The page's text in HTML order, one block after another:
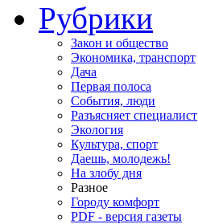
Рубрики
Закон и общество
Экономика, транспорт
Дача
Первая полоса
События, люди
Разъясняет специалист
Экология
Культура, спорт
Даешь, молодежь!
На злобу дня
Разное
Городу комфорт
PDF - версия газеты